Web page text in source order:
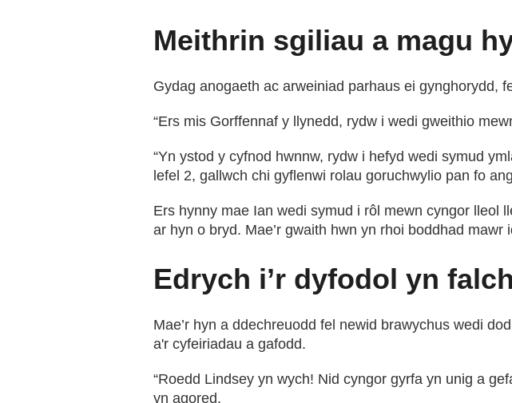
Meithrin sgiliau a magu
Gydag anogaeth ac arweiniad parhaus ei gynghorydd,
“Ers mis Gorffennaf y llynedd, rydw i wedi gweithio
“Yn ystod y cyfnod hwnnw, rydw i hefyd wedi symud
lefel 2, gallwch chi gyflenwi rolau goruchwylio pan fo
Ers hynny mae Ian wedi symud i rôl mewn cyngor lleol
ar hyn o bryd. Mae’r gwaith hwn yn rhoi boddhad mawr
Edrych i’r dyfodol yn falch
Mae’r hyn a ddechreuodd fel newid brawychus wedi
a'r cyfeiriadau a gafodd.
“Roedd Lindsey yn wych! Nid cyngor gyrfa yn unig a
yn agored.